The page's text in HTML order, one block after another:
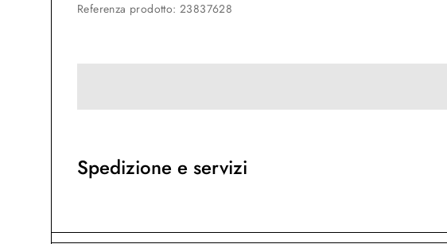
Referenza prodotto:23837628
Spedizione e servizi